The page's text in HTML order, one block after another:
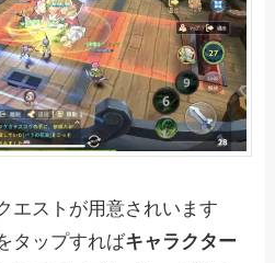
エストが用意されいます
タップすればキャラクター